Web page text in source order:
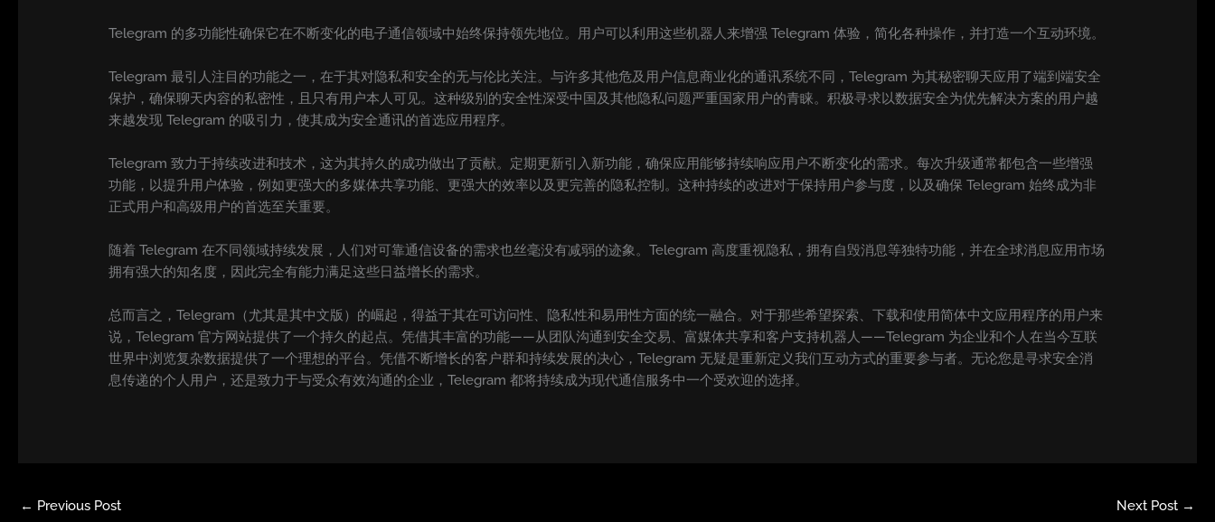
Telegram 的多功能性确保它在不断变化的电子通信领域中始终保持领先地位。用户可以利用这些机器人来增强 Telegram 体验，简化各种操作，并打造一个互动环境。
Telegram 最引人注目的功能之一，在于其对隐私和安全的无与伦比关注。与许多其他危及用户信息商业化的通讯系统不同，Telegram 为其秘密聊天应用了端到端安全
保护，确保聊天内容的私密性，且只有用户本人可见。这种级别的安全性深受中国及其他隐私问题严重国家用户的青睐。积极寻求以数据安全为优先解决方案的用户越
来越发现 Telegram 的吸引力，使其成为安全通讯的首选应用程序。
Telegram 致力于持续改进和技术，这为其持久的成功做出了贡献。定期更新引入新功能，确保应用能够持续响应用户不断变化的需求。每次升级通常都包含一些增强
功能，以提升用户体验，例如更强大的多媒体共享功能、更强大的效率以及更完善的隐私控制。这种持续的改进对于保持用户参与度，以及确保 Telegram 始终成为非
正式用户和高级用户的首选至关重要。
随着 Telegram 在不同领域持续发展，人们对可靠通信设备的需求也丝毫没有减弱的迹象。Telegram 高度重视隐私，拥有自毁消息等独特功能，并在全球消息应用市场
拥有强大的知名度，因此完全有能力满足这些日益增长的需求。
总而言之，Telegram（尤其是其中文版）的崛起，得益于其在可访问性、隐私性和易用性方面的统一融合。对于那些希望探索、下载和使用简体中文应用程序的用户来
说，Telegram 官方网站提供了一个持久的起点。凭借其丰富的功能——从团队沟通到安全交易、富媒体共享和客户支持机器人——Telegram 为企业和个人在当今互联
世界中浏览复杂数据提供了一个理想的平台。凭借不断增长的客户群和持续发展的决心，Telegram 无疑是重新定义我们互动方式的重要参与者。无论您是寻求安全消
息传递的个人用户，还是致力于与受众有效沟通的企业，Telegram 都将持续成为现代通信服务中一个受欢迎的选择。
← Previous Post Next Post →